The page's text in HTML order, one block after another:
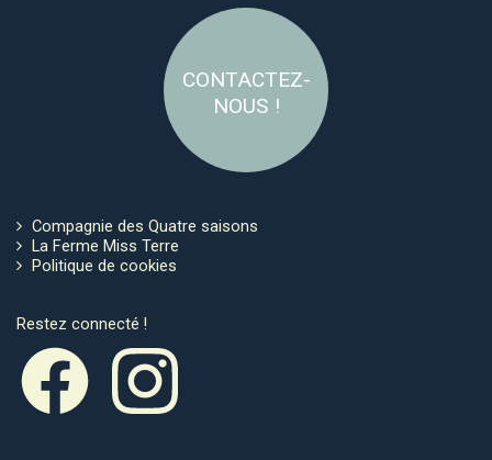
CONTACTEZ-
NOUS !
Compagnie des Quatre saisons
La Ferme Miss Terre
Politique de cookies
Restez connecté !